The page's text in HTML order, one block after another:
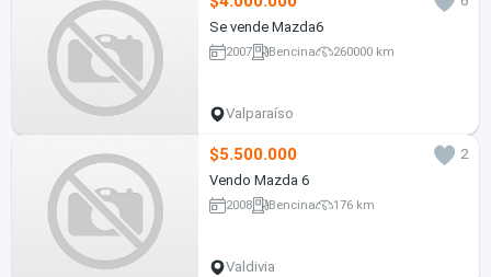
Se vende Mazda6
2007 Bencina 260000 km
Valparaíso
$5.500.000
2
Vendo Mazda 6
2008 Bencina 176 km
Valdivia